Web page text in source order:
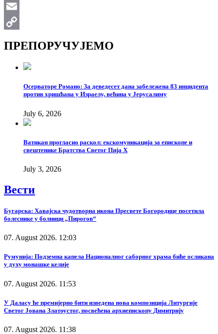
WhatsApp
Email
ПРЕПОРУЧУЈЕМО
Осерваторе Романо: За деведесет дана забележена 83 инцидента
против хришћана у Израелу, већина у Јерусалиму
July 6, 2026
Ватикан прогласио раскол: екскомуникација за епископе и
свештенике Братства Светог Пија X
July 3, 2026
Вести
Бугарска: Хавајска чудотворна икона Пресвете Богородице посетила
болеснике у болници „Пирогов“
07. August 2026. 12:03
Румунија: Подземна капела Националног саборног храма биће осликана
у духу монашке келије
07. August 2026. 11:53
У Даласу ће премијерно бити изведена нова композиција Литургије
Светог Јована Златоустог, посвећена архиепископу Димитрију
07. August 2026. 11:38